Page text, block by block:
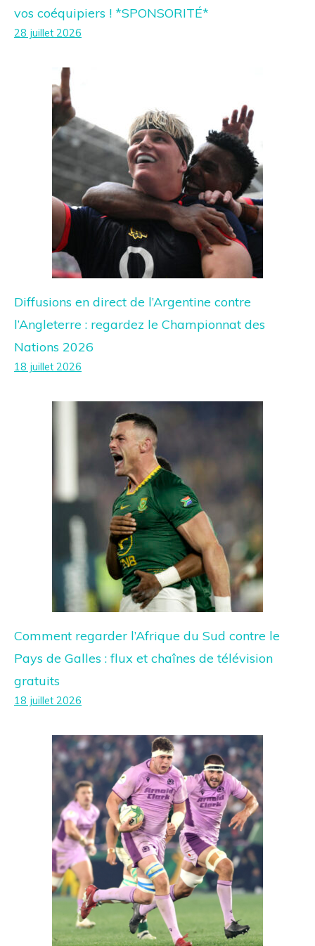
vos coéquipiers ! *SPONSORITÉ*
28 juillet 2026
Diffusions en direct de l’Argentine contre
l’Angleterre : regardez le Championnat des
Nations 2026
18 juillet 2026
Comment regarder l’Afrique du Sud contre le
Pays de Galles : flux et chaînes de télévision
gratuits
18 juillet 2026